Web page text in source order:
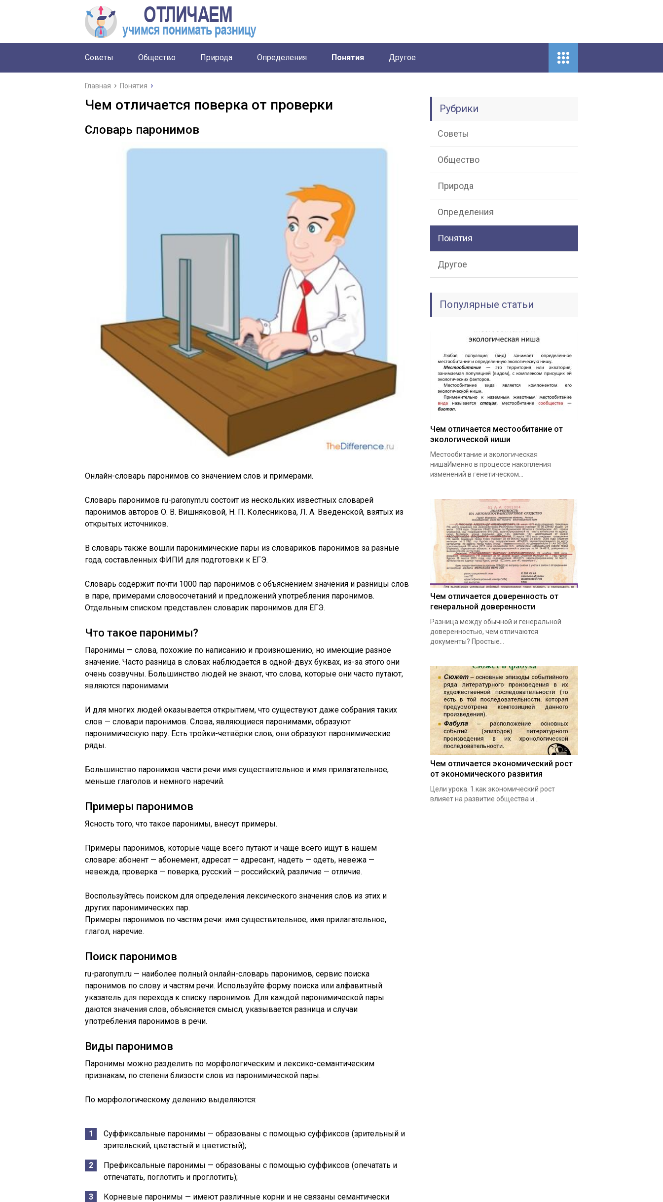
Советы Общество Природа Определения Понятия Другое
Главная Понятия
Чем отличается поверка от проверки
Словарь паронимов
Онлайн-словарь паронимов со значением слов и примерами.
Словарь паронимов ru-paronym.ru состоит из нескольких известных словарей
паронимов авторов О. В. Вишняковой, Н. П. Колесникова, Л. А. Введенской, взятых из
открытых источников.
В словарь также вошли паронимические пары из словариков паронимов за разные
года, составленных ФИПИ для подготовки к ЕГЭ.
Словарь содержит почти 1000 пар паронимов с объяснением значения и разницы слов
в паре, примерами словосочетаний и предложений употребления паронимов.
Отдельным списком представлен словарик паронимов для ЕГЭ.
Что такое паронимы?
Паронимы — слова, похожие по написанию и произношению, но имеющие разное
значение. Часто разница в словах наблюдается в одной-двух буквах, из-за этого они
очень созвучны. Большинство людей не знают, что слова, которые они часто путают,
являются паронимами.
И для многих людей оказывается открытием, что существуют даже собрания таких
слов — словари паронимов. Слова, являющиеся паронимами, образуют
паронимическую пару. Есть тройки-четвёрки слов, они образуют паронимические
ряды.
Большинство паронимов части речи имя существительное и имя прилагательное,
меньше глаголов и немного наречий.
Примеры паронимов
Ясность того, что такое паронимы, внесут примеры.
Примеры паронимов, которые чаще всего путают и чаще всего ищут в нашем
словаре: абонент — абонемент, адресат — адресант, надеть — одеть, невежа —
невежда, проверка — поверка, русский — российский, различие — отличие.
Воспользуйтесь поиском для определения лексического значения слов из этих и
других паронимических пар.
Примеры паронимов по частям речи: имя существительное, имя прилагательное,
глагол, наречие.
Поиск паронимов
ru-paronym.ru — наиболее полный онлайн-словарь паронимов, сервис поиска
паронимов по слову и частям речи. Используйте форму поиска или алфавитный
указатель для перехода к списку паронимов. Для каждой паронимической пары
даются значения слов, объясняется смысл, указывается разница и случаи
употребления паронимов в речи.
Виды паронимов
Паронимы можно разделить по морфологическим и лексико-семантическим
признакам, по степени близости слов из паронимической пары.
По морфологическому делению выделяются:
Суффиксальные паронимы — образованы с помощью суффиксов (зрительный и
зрительский, цветастый и цветистый);
Префиксальные паронимы — образованы с помощью суффиксов (опечатать и
отпечатать, поглотить и проглотить);
Корневые паронимы — имеют различные корни и не связаны семантически
Рубрики
Советы
Общество
Природа
Определения
Понятия
Другое
Популярные статьи
Чем отличается местообитание от
экологической ниши
Местообитание и экологическая
нишаИменно в процессе накопления
изменений в генетическом…
Чем отличается доверенность от
генеральной доверенности
Разница между обычной и генеральной
доверенностью, чем отличаются
документы? Простые…
Чем отличается экономический рост
от экономического развития
Цели урока. 1.как экономический рост
влияет на развитие общества и…